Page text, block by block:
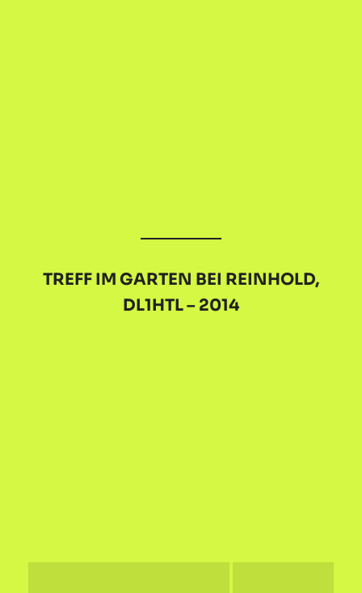
TREFF IM GARTEN BEI REINHOLD,
DL1HTL – 2014